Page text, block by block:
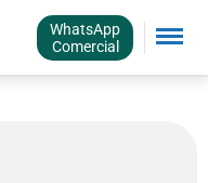
WhatsApp
Comercial